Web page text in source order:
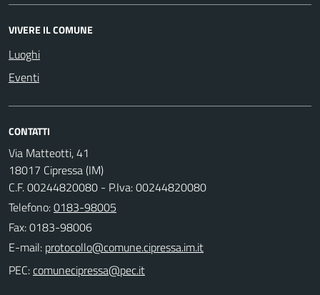
VIVERE IL COMUNE
Luoghi
Eventi
CONTATTI
Via Matteotti, 41
18017 Cipressa (IM)
C.F. 00244820080 - P.Iva: 00244820080
Telefono:0183-98005
Fax: 0183-98006
E-mail:
PEC: